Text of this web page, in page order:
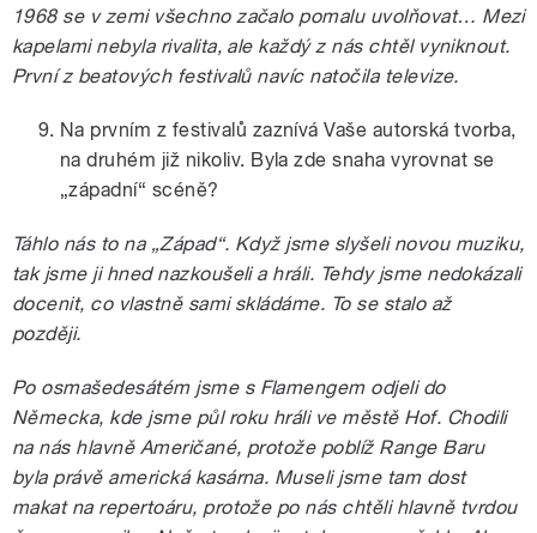
1968 se v zemi všechno začalo pomalu uvolňovat… Mezi
kapelami nebyla rivalita, ale každý z nás chtěl vyniknout.
První z beatových festivalů navíc natočila televize.
Na prvním z festivalů zaznívá Vaše autorská tvorba,
na druhém již nikoliv. Byla zde snaha vyrovnat se
„západní“ scéně?
Táhlo nás to na „Západ“. Když jsme slyšeli novou muziku,
tak jsme ji hned nazkoušeli a hráli. Tehdy jsme nedokázali
docenit, co vlastně sami skládáme. To se stalo až
později.
Po osmašedesátém jsme s Flamengem odjeli do
Německa, kde jsme půl roku hráli ve městě Hof. Chodili
na nás hlavně Američané, protože poblíž Range Baru
byla právě americká kasárna. Museli jsme tam dost
makat na repertoáru, protože po nás chtěli hlavně tvrdou